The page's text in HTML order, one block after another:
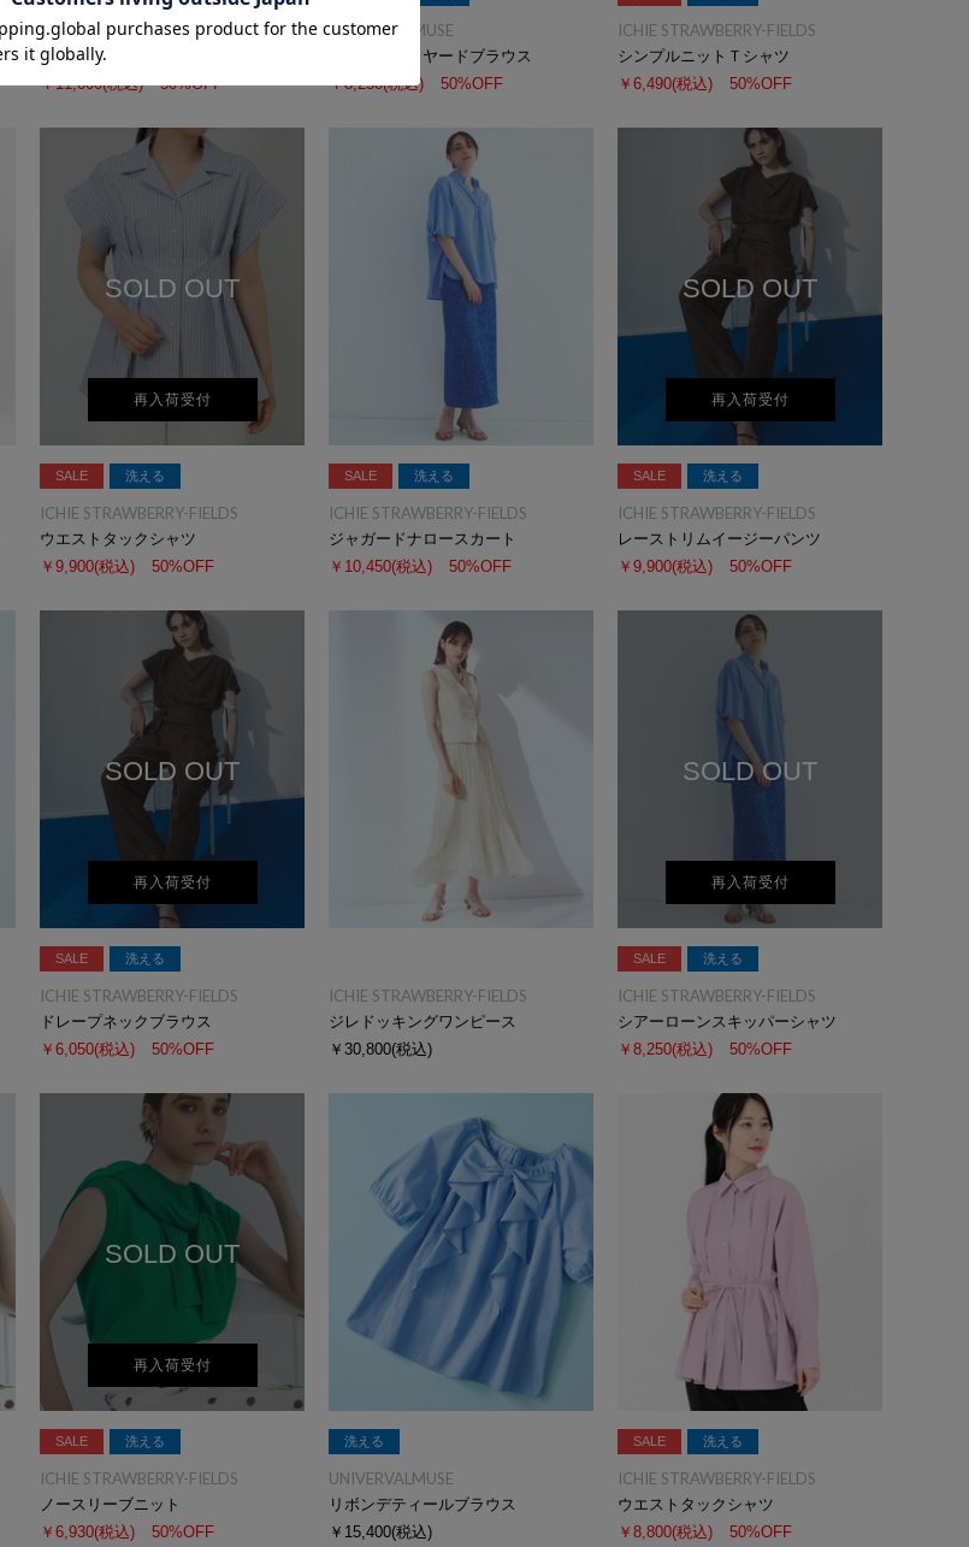
ICHIE STRAWBERRY-FIELDS
裾ティアードワンピース
￥11,000(税込) 50%OFF
UNIVERVALMUSE
チュールレイヤードブラウス
￥8,250(税込) 50%OFF
ICHIE STRAWBERRY-FIELDS
シンプルニットＴシャツ
￥6,490(税込) 50%OFF
SOLD OUT
再入荷受付
SALE 洗える
ICHIE STRAWBERRY-FIELDS
ウエストタックシャツ
￥9,900(税込) 50%OFF
SALE 洗える
ICHIE STRAWBERRY-FIELDS
ジャガードナロースカート
￥10,450(税込) 50%OFF
SOLD OUT
再入荷受付
SALE 洗える
ICHIE STRAWBERRY-FIELDS
レーストリムイージーパンツ
￥9,900(税込) 50%OFF
SOLD OUT
再入荷受付
SALE 洗える
ICHIE STRAWBERRY-FIELDS
ドレープネックブラウス
￥6,050(税込) 50%OFF
ICHIE STRAWBERRY-FIELDS
ジレドッキングワンピース
￥30,800(税込)
SOLD OUT
再入荷受付
SALE 洗える
ICHIE STRAWBERRY-FIELDS
シアーローンスキッパーシャツ
￥8,250(税込) 50%OFF
SOLD OUT
再入荷受付
SALE 洗える
ICHIE STRAWBERRY-FIELDS
ノースリーブニット
￥6,930(税込) 50%OFF
洗える
UNIVERVALMUSE
リボンデティールブラウス
￥15,400(税込)
SALE 洗える
ICHIE STRAWBERRY-FIELDS
ウエストタックシャツ
￥8,800(税込) 50%OFF